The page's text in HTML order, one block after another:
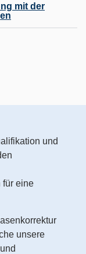
mit der
und
für eine
unsere